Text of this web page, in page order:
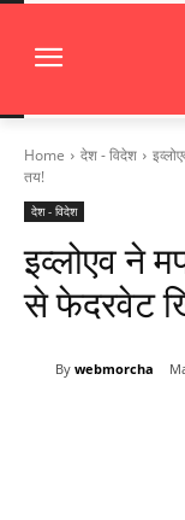
Home देश - विदेश
तय!
देश - विदेश
इव्लोएव ने
से फेदरवेट
By webmorcha